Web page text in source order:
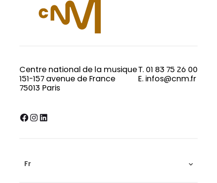
Centre national de la musique
151-157 avenue de France
75013 Paris
T. 01 83 75 26 00
E. infos@cnm.fr
Facebook InstagramLinkedIn
Fr